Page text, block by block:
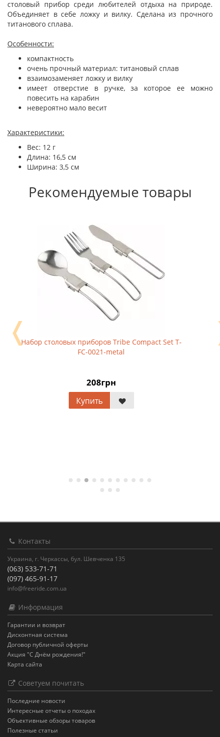
столовый прибор среди любителей отдыха на природе.
Объединяет в себе ложку и вилку. Сделана из прочного
титанового сплава.
Особенности:
компактность
очень прочный материал: титановый сплав
взаимозаменяет ложку и вилку
имеет отверстие в ручке, за которое ее можно
повесить на карабин
невероятно мало весит
Характеристики:
Вес: 12 г
Длина: 16,5 см
Ширина: 3,5 см
Рекомендуемые товары
Набор столовых приборов Tribe Compact Set T-
FC-0021-metal
208грн
Купить
❬
Контакты
Украина, г. Черкассы, бул. Шевченка 135
(063) 533-71-71
(097) 465-91-17
info@freeride.com.ua
Информация
Гарантии и возврат
Дисконтная система
Договор публичной оферты
Акция "С Днём рождения!"
Карта сайта
Советуем почитать
Последние новости
Интересные отчеты о походах
Объективные обзоры товаров
Полезные статьи